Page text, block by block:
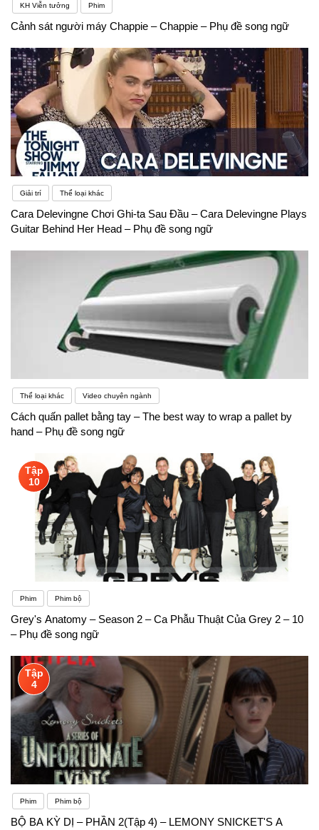
KH Viễn tưởng Phim
Cảnh sát người máy Chappie – Chappie – Phụ đề song ngữ
Giải trí Thể loại khác
Cara Delevingne Chơi Ghi-ta Sau Đầu – Cara Delevingne Plays
Guitar Behind Her Head – Phụ đề song ngữ
Thể loại khác Video chuyên ngành
Cách quấn pallet bằng tay – The best way to wrap a pallet by
hand – Phụ đề song ngữ
Tập
10
Phim Phim bộ
Grey's Anatomy – Season 2 – Ca Phẫu Thuật Của Grey 2 – 10
– Phụ đề song ngữ
Tập
4
Phim Phim bộ
BỘ BA KỲ DỊ – PHẦN 2(Tập 4) – LEMONY SNICKET'S A